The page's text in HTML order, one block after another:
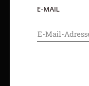
E-MAIL